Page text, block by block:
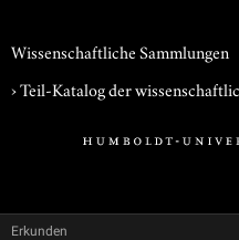
Wissenschaftliche Sammlungen
› Teil-Katalog der
Erkunden